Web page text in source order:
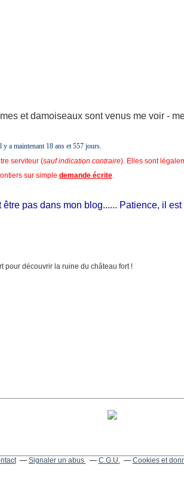
et damoiseaux sont venus me voir -
y a maintenant 18 ans et 557 jours.
serviteur (sauf indication contraire). Elles sont
sur simple demande écrite.
pas dans mon blog...... Patience, il est
Signaler un abus C.G.U. Cookies et